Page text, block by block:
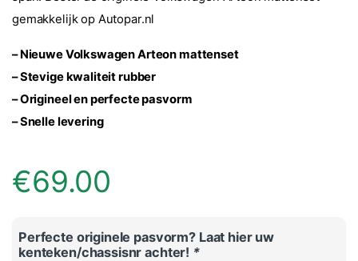
gemakkelijk op Autopar.nl
– Nieuwe Volkswagen Arteon mattenset
– Stevige kwaliteit rubber
– Origineel en perfecte pasvorm
– Snelle levering
€69.00
Perfecte originele pasvorm? Laat hier uw
kenteken/chassisnr achter! *